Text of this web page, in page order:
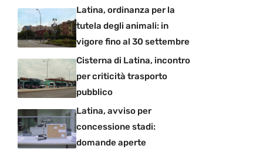
Latina, ordinanza per la
tutela degli animali: in
vigore fino al 30 settembre
Cisterna di Latina, incontro
per criticità trasporto
pubblico
Latina, avviso per
concessione stadi:
domande aperte